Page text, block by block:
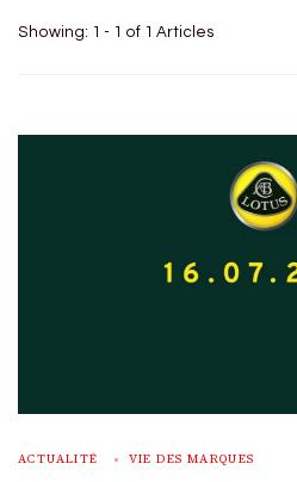
Showing: 1 - 1 of 1 Articles
ACTUALITÉ VIE DES MARQUES